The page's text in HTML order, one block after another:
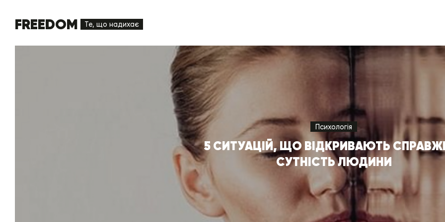
FREEDOM Те, що надихає
Психологія
5 СИТУАЦІЙ, ЩО ВІДКРИВАЮТЬ
СУТНІСТЬ ЛЮДИНИ